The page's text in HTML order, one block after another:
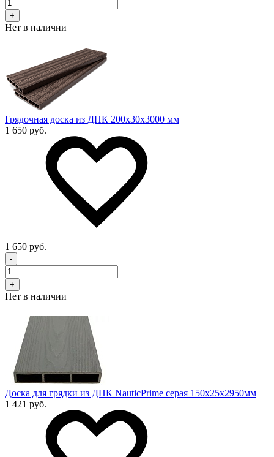
+
Нет в наличии
Грядочная доска из ДПК 200x30х3000 мм
1 650 руб.
1 650 руб.
-
+
Нет в наличии
Доска для грядки из ДПК NauticPrime серая 150х25х2950мм
1 421 руб.